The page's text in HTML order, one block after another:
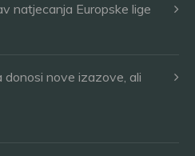
natjecanja Europske lige
donosi nove izazove, ali